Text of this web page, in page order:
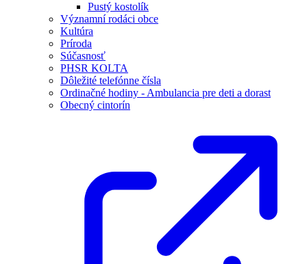
Pustý kostolík
Významní rodáci obce
Kultúra
Príroda
Súčasnosť
PHSR KOLTA
Dôležité telefónne čísla
Ordinačné hodiny - Ambulancia pre deti a dorast
Obecný cintorín